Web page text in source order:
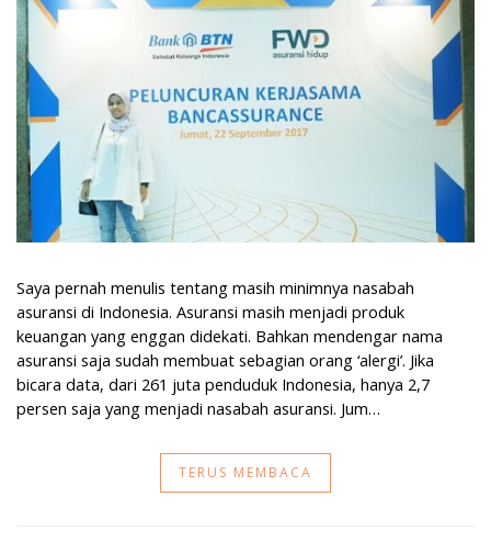
Saya pernah menulis tentang masih minimnya nasabah
asuransi di Indonesia. Asuransi masih menjadi produk
keuangan yang enggan didekati. Bahkan mendengar nama
asuransi saja sudah membuat sebagian orang ‘alergi’. Jika
bicara data, dari 261 juta penduduk Indonesia, hanya 2,7
persen saja yang menjadi nasabah asuransi. Jum…
TERUS MEMBACA